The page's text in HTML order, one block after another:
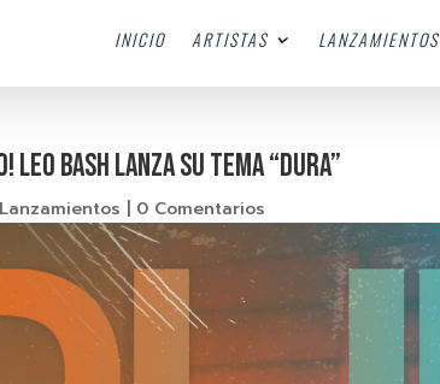
INICIO ARTISTAS LANZAMIENTOS
LEO BASH LANZA SU TEMA “DURA”
Lanzamientos | 0 Comentarios